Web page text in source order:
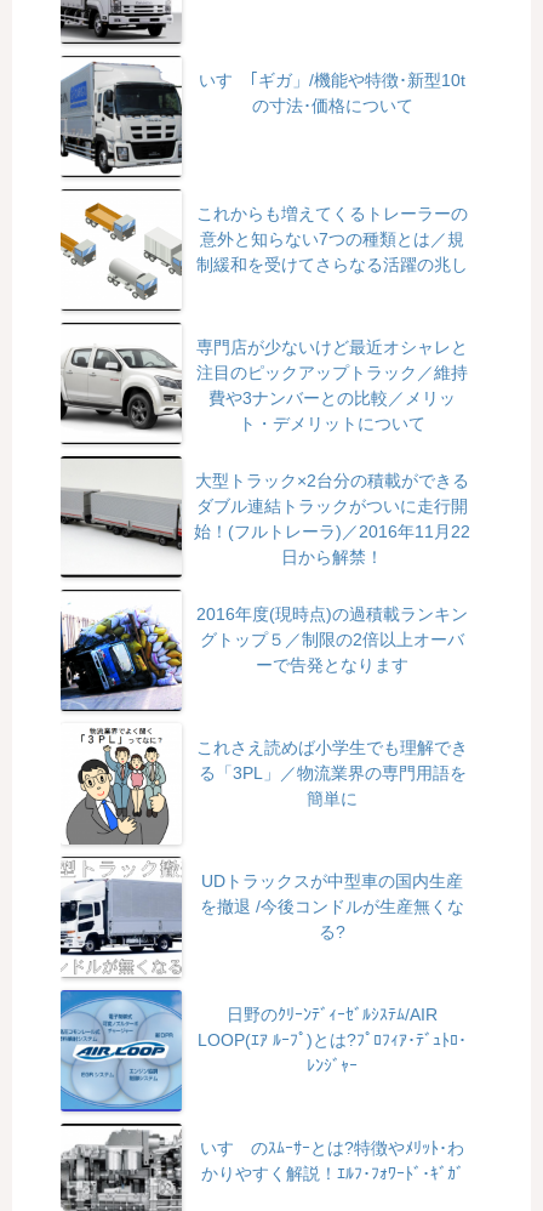
いすゞ｢ギガ」/機能や特徴･新型10t
の寸法･価格について
これからも増えてくるトレーラーの
意外と知らない7つの種類とは／規
制緩和を受けてさらなる活躍の兆し
専門店が少ないけど最近オシャレと
注目のピックアップトラック／維持
費や3ナンバーとの比較／メリッ
ト・デメリットについて
大型トラック×2台分の積載ができる
ダブル連結トラックがついに走行開
始！(フルトレーラ)／2016年11月22
日から解禁！
2016年度(現時点)の過積載ランキン
グトップ５／制限の2倍以上オーバ
ーで告発となります
これさえ読めば小学生でも理解でき
る「3PL」／物流業界の専門用語を
簡単に
UDトラックスが中型車の国内生産
を撤退 /今後コンドルが生産無くな
る?
日野のｸﾘｰﾝﾃﾞｨｰｾﾞﾙｼｽﾃﾑ/AIR
LOOP(ｴｱ ﾙｰﾌﾟ)とは?ﾌﾟﾛﾌｨｱ･ﾃﾞｭﾄﾛ･
ﾚﾝｼﾞｬｰ
いすゞのｽﾑｰｻｰとは?特徴やﾒﾘｯﾄ･わ
かりやすく解説！ｴﾙﾌ･ﾌｫﾜｰﾄﾞ･ｷﾞｶﾞ